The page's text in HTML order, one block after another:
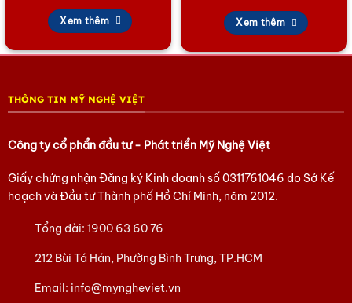
Hãy tạo điểm nhấn đặc biệt cho ngôi nhà của bạn với
một bức tranh đồng chữ Tâm ngay hôm nay!
Mỹ Nghệ Việt nhận làm miếng inox khắc tên, logo
theo yêu cầu cũng như gói quà, viết thiệp chúc mừng:
Liên hệ đặt hàng theo yêu cầu
Xem thêm mẫu mã tại Showroom:212 Bùi Tá Hán, Phường
Bình Trưng, TP. Hồ Chí Minh.
Liên hệ đặt hàng theo yêu cầu!
Hãy nhanh tay nhắn cho chúng tôi qua số 0902.409.089 – Ms
Xem thêm Xem thêm
THÔNG TIN MỸ NGHỆ VIỆT
Công ty cổ phẩn đầu tư - Phát triển Mỹ Nghệ Việt
Giấy chứng nhận Đăng ký Kinh doanh số0311761046 do Sở Kế
hoạch và Đầu tư Thành phố Hồ Chí Minh, năm 2012.
Tổng đài:1900 63 60 76
212 Bùi Tá Hán, Phường Bình Trưng, TP.HCM
Email: info@myngheviet.vn